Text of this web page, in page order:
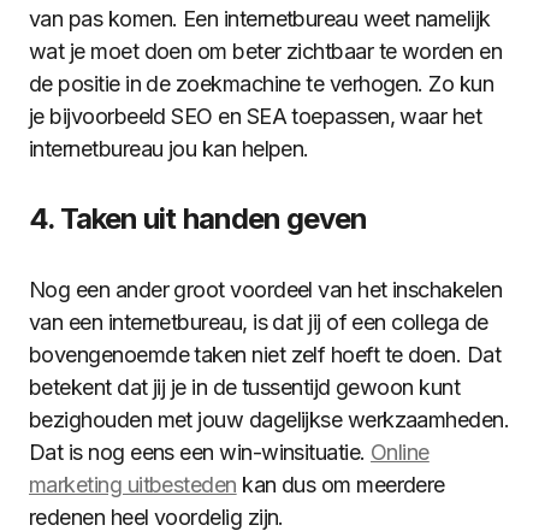
van pas komen. Een internetbureau weet namelijk
wat je moet doen om beter zichtbaar te worden en
de positie in de zoekmachine te verhogen. Zo kun
je bijvoorbeeld SEO en SEA toepassen, waar het
internetbureau jou kan helpen.
4. Taken uit handen geven
Nog een ander groot voordeel van het inschakelen
van een internetbureau, is dat jij of een collega de
bovengenoemde taken niet zelf hoeft te doen. Dat
betekent dat jij je in de tussentijd gewoon kunt
bezighouden met jouw dagelijkse werkzaamheden.
Dat is nog eens een win-winsituatie. Online
marketing uitbesteden kan dus om meerdere
redenen heel voordelig zijn.